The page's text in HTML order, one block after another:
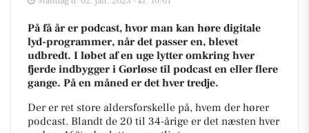
På få år er podcast, hvor man kan høre digitale
lyd-programmer, når det passer en, blevet
udbredt. I løbet af en uge lytter omkring hver
fjerde indbygger i Gørløse til podcast en eller flere
gange. På en måned er det hver tredje.
Der er ret store aldersforskelle på, hvem der hører
podcast. Blandt de 20 til 34-årige er det næsten hver